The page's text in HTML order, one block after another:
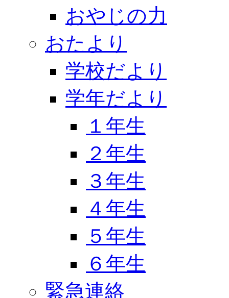
おやじの力
おたより
学校だより
学年だより
１年生
２年生
３年生
４年生
５年生
６年生
緊急連絡